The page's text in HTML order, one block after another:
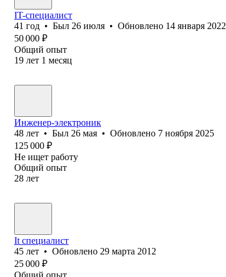
IT-специалист
41 год • Был 26 июля • Обновлено 14 января 2022
50 000 ₽
Общий опыт
19 лет 1 месяц
Инженер-электроник
48 лет • Был 26 мая • Обновлено 7 ноября 2025
125 000 ₽
Не ищет работу
Общий опыт
28 лет
It специалист
45 лет • Обновлено 29 марта 2012
25 000 ₽
Общий опыт